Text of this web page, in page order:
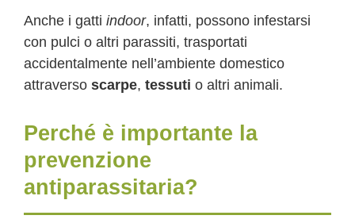
Anche i gatti indoor, infatti, possono infestarsi
con pulci o altri parassiti, trasportati
accidentalmente nell’ambiente domestico
attraverso scarpe, tessuti o altri animali.
Perché è importante la
prevenzione
antiparassitaria?